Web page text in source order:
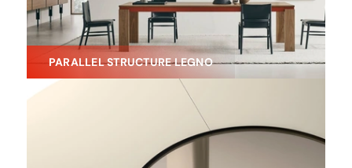
PARALLEL STRUCTURE LEGNO